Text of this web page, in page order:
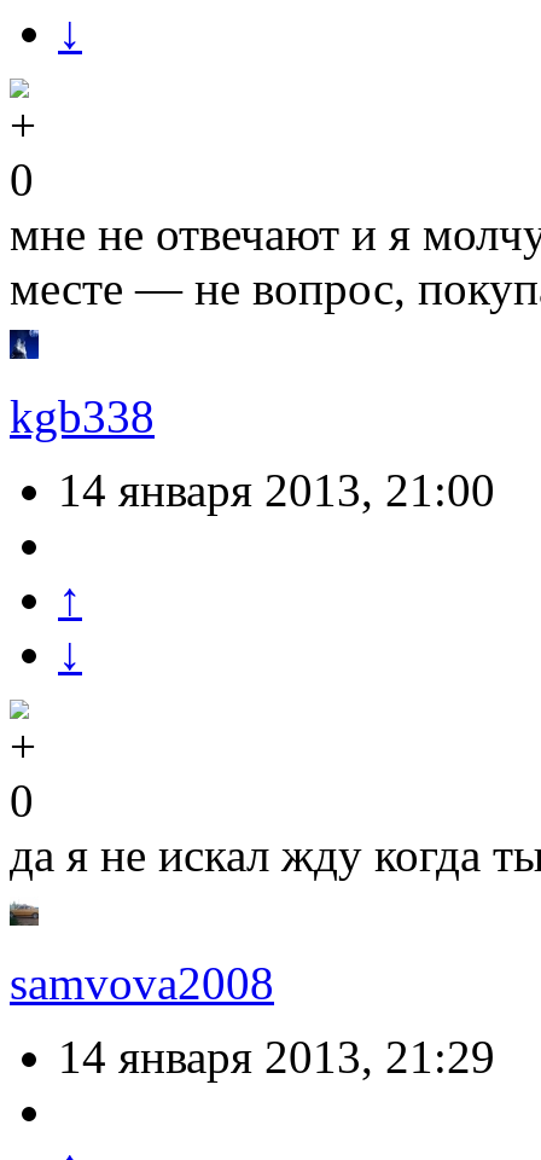
↓
0
мне не отвечают и я
месте — не вопрос,
kgb338
14 января 2013, 21:00
↑
↓
0
да я не искал жду когда
samvova2008
14 января 2013, 21:29